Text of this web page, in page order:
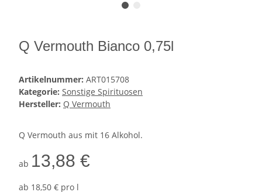
Q Vermouth Bianco 0,75l
Artikelnummer: ART015708
Kategorie: Sonstige Spirituosen
Hersteller: Q Vermouth
Q Vermouth aus mit 16 Alkohol.
ab 13,88 €
ab 18,50 € pro l